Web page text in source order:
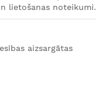
lietošanas noteikumi.
aizsargātas